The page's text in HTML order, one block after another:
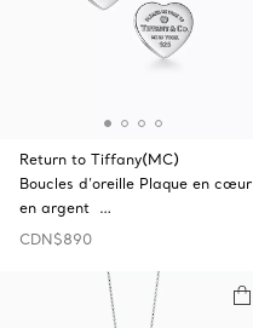
Return to Tiffany(MC)
Boucles d’oreille Plaque en cœur
en argent …
CDN$890